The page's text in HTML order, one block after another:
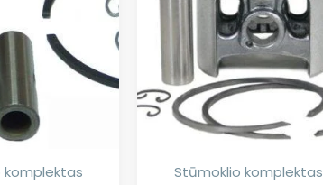
komplektas
Stūmoklio komplektas